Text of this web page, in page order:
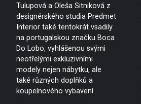
Tulupová a Oleša Sitniková z
designérského studia Predmet
Interior také tentokrát vsadily
na portugalskou značku Boca
Do Lobo, vyhlášenou svými
neotřelými exkluzivními
modely nejen nábytku, ale
také různých doplňků a
koupelnového vybavení.